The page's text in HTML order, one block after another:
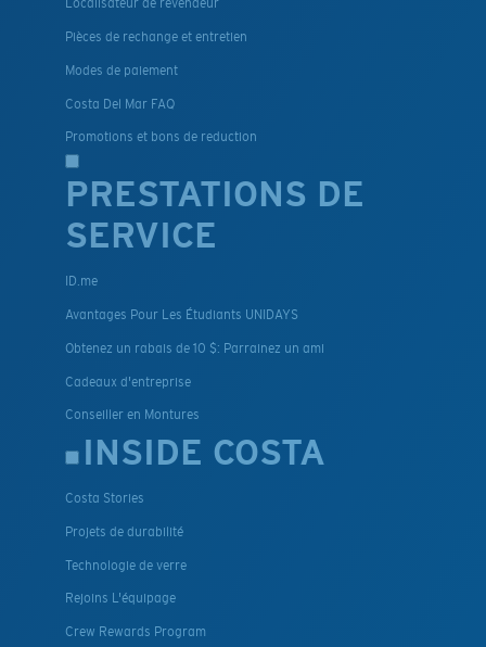
Localisateur de revendeur
Pièces de rechange et entretien
Modes de paiement
Costa Del Mar FAQ
Promotions et bons de reduction
PRESTATIONS DE
SERVICE
ID.me
Avantages Pour Les Étudiants UNIDAYS
Obtenez un rabais de 10 $: Parrainez un ami
Cadeaux d'entreprise
Conseiller en Montures
INSIDE COSTA
Costa Stories
Projets de durabilité
Technologie de verre
Rejoins L'équipage
Crew Rewards Program